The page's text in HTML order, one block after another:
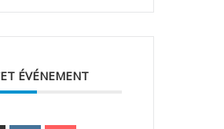
ÉVÉNEMENT